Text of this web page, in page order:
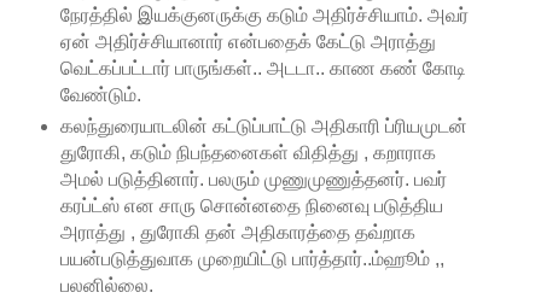
நேரத்தில் இயக்குனருக்கு கடும் அதிர்ச்சியாம். அவர்
ஏன் அதிர்ச்சியானார் என்பதைக் கேட்டு அராத்து
வெட்கப்பட்டார் பாருங்கள்.. அடடா.. காண கண் கோடி
வேண்டும்.
கலந்துரையாடலின் கட்டுப்பாட்டு அதிகாரி ப்ரியமுடன்
துரோகி, கடும் நிபந்தனைகள் விதித்து , கறாராக
அமல் படுத்தினார். பலரும் முணுமுணுத்தனர். பவர்
கரப்ட்ஸ் என சாரு சொன்னதை நினைவு படுத்திய
அராத்து , துரோகி தன் அதிகாரத்தை தவ்றாக
பயன்படுத்துவாக முறையிட்டு பார்த்தார்..ம்ஹூம் ,,
பலனில்லை.